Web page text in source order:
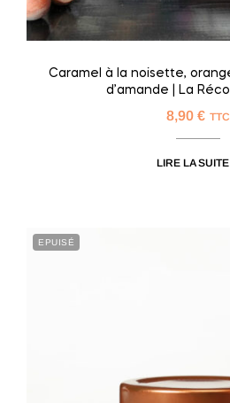
Caramel à la noisette,
d’amande | La
8,90 € TTC
LIRE LA SUITE
EPUISÉ